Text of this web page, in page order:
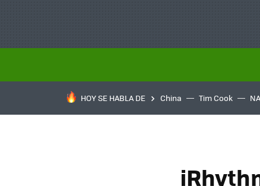
HOY SE HABLA DE China Tim Cook